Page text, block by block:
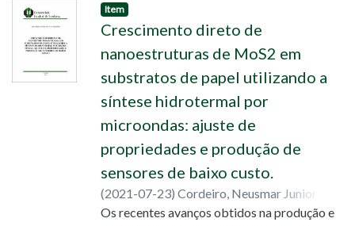
Item
Crescimento direto de
nanoestruturas de MoS2 em
substratos de papel utilizando a
síntese hidrotermal por
microondas: ajuste de
propriedades e produção de
sensores de baixo custo.
(2021-07-23) Cordeiro, Neusmar Junior
Artico;Lourenço, Sidney Alves;Martins,
Os recentes avanços obtidos na produção e